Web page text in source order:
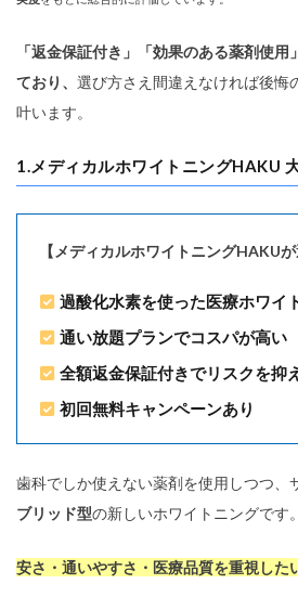
「返金保証付き」「効果のある薬剤使
ており、 選び方さえ間違えなければ後悔
叶います。
1.メディカルホワイトニングHAKU
【メディカルホワイトニングHAKUが
過酸化水素を使った医療ホワイ
通い放題プランでコスパが高い
全額返金保証付きでリスクを抑
初回無料キャンペーンあり
歯科でしか使えない薬剤を使用しつつ、
ブリッド型の新しいホワイトニングです。
安さ・通いやすさ・医療品質を重視した